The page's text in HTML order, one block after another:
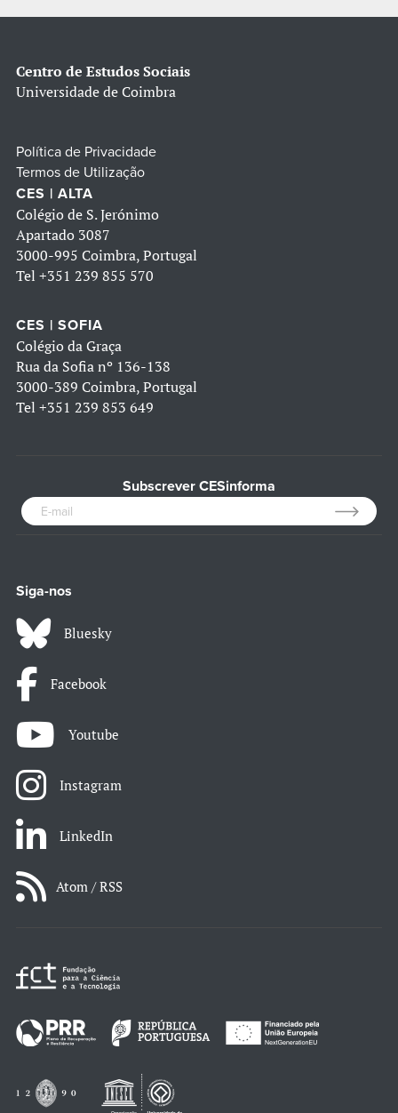
Centro de Estudos Sociais
Universidade de Coimbra
Política de Privacidade
Termos de Utilização
CES | ALTA
Colégio de S. Jerónimo
Apartado 3087
3000-995 Coimbra, Portugal
Tel +351 239 855 570
CES | SOFIA
Colégio da Graça
Rua da Sofia nº 136-138
3000-389 Coimbra, Portugal
Tel +351 239 853 649
Subscrever CESinforma
Siga-nos
Bluesky
Facebook
Youtube
Instagram
LinkedIn
Atom / RSS